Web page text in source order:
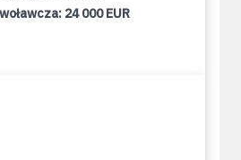
24 000 EUR